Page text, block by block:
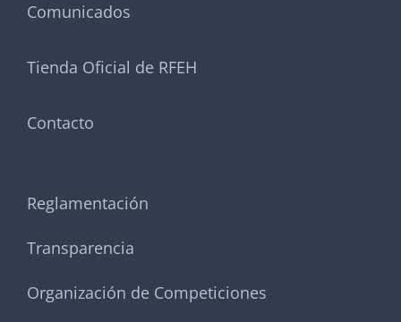
Comunicados
Tienda Oficial de RFEH
Contacto
Reglamentación
Transparencia
Organización de Competiciones